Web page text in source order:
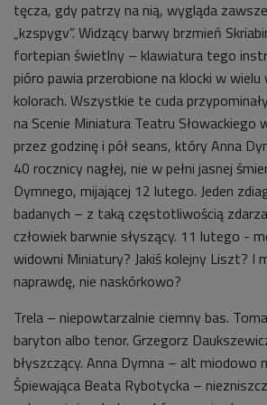
tęcza, gdy patrzy na nią, wygląda
„kzspygv”. Widzący barwy brzmień
fortepian świetlny – klawiatura tego
pióro pawia przerobione na klocki w
kolorach. Wszystkie te cuda
na Scenie Miniatura Teatru Słowackiego
przez godzinę i pół seans, który Anna
40 rocznicy nagłej, nie w pełni jasnej
Dymnego, mijającej 12 lutego. Jeden
badanych – z taką częstotliwością
człowiek barwnie słyszący. 11 lutego -
widowni Miniatury? Jakiś kolejny Liszt? I
naprawdę, nie naskórkowo?
Trela – niepowtarzalnie ciemny bas.
baryton albo tenor. Grzegorz
błyszczący. Anna Dymna – alt miodowo
Śpiewająca Beata Rybotycka –